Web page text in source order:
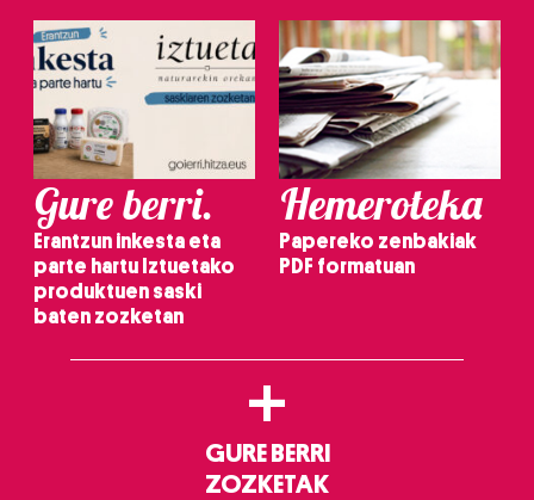
Gure berri.
Erantzun inkesta eta
parte hartu Iztuetako
produktuen saski
baten zozketan
Hemeroteka
Papereko zenbakiak
PDF formatuan
+
GURE BERRI
ZOZKETAK